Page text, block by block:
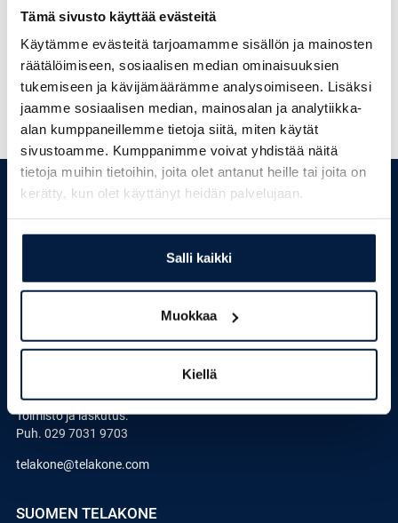
Tämä sivusto käyttää evästeitä
Käytämme evästeitä tarjoamamme sisällön ja mainosten
räätälöimiseen, sosiaalisen median ominaisuuksien
tukemiseen ja kävijämäärämme analysoimiseen. Lisäksi
jaamme sosiaalisen median, mainosalan ja analytiikka-
alan kumppaneillemme tietoja siitä, miten käytät
sivustoamme. Kumppanimme voivat yhdistää näitä
tietoja muihin tietoihin, joita olet antanut heille tai joita on
kerätty, kun olet käyttänyt heidän palvelujaan.
Salli kaikki
Muokkaa
Kiellä
YHTEYSTIEDOT
Kennintie 7 (Vt 2)
Puh.029 7031 9701
Puh.029 7031 9700
Toimisto ja laskutus:
Puh. 029 7031 9703
telakone@telakone.com
SUOMEN TELAKONE